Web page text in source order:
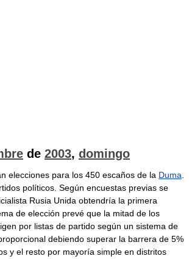
de 2003, domingo
elecciones para los 450 escaños de la Duma
políticos. Según encuestas previas se
Rusia Unida obtendría la primera
de elección prevé que la mitad de los
por listas de partido según un sistema de
debiendo superar la barrera de 5%
y el resto por mayoría simple en distritos